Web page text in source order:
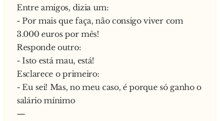
Entre amigos, dizia um:
- Por mais que faça, não consigo viver com
3.000 euros por mês!
Responde outro:
- Isto está mau, está!
Esclarece o primeiro:
- Eu sei! Mas, no meu caso, é porque só ganho o
salário mínimo
—